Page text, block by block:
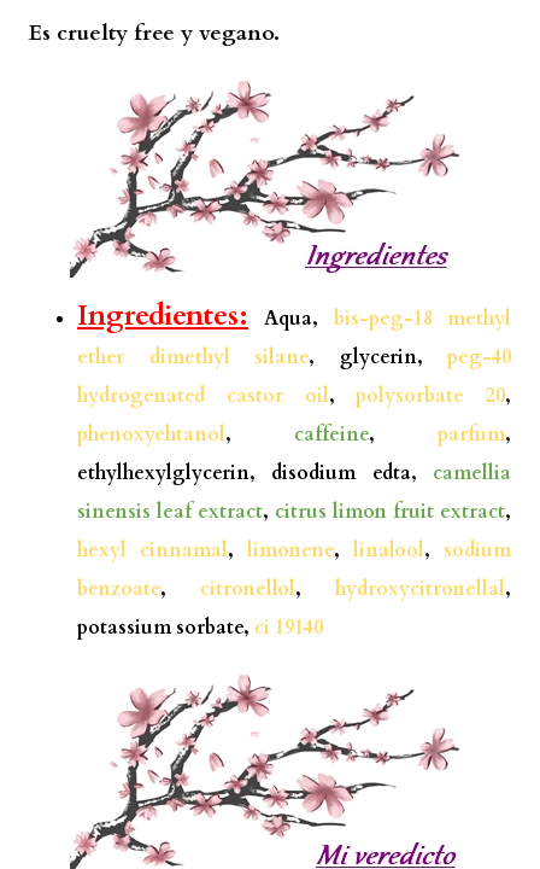
Es cruelty free y vegano.
Ingredientes: Aqua, bis-peg-18 methyl
ether dimethyl silane, glycerin, peg-40
hydrogenated castor oil,polysorbate 20,
phenoxyehtanol, caffeine, parfum,
ethylhexylglycerin, disodium edta, camellia
sinensis leaf extract, citrus limon fruit extract,
hexyl cinnamal, limonene, linalool, sodium
benzoate, citronellol, hydroxycitronellal,
potassium sorbate, ci 19140